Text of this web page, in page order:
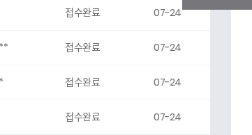
접수완료 07-24
접수완료 07-24
접수완료 07-24
접수완료 07-24